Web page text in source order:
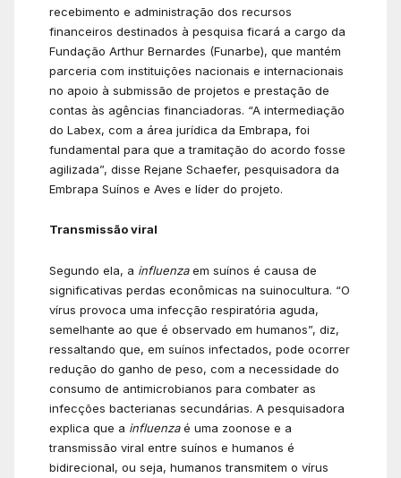
recebimento e administração dos recursos
financeiros destinados à pesquisa ficará a cargo da
Fundação Arthur Bernardes (Funarbe), que mantém
parceria com instituições nacionais e internacionais
no apoio à submissão de projetos e prestação de
contas às agências financiadoras. “A intermediação
do Labex, com a área jurídica da Embrapa, foi
fundamental para que a tramitação do acordo fosse
agilizada”, disse Rejane Schaefer, pesquisadora da
Embrapa Suínos e Aves e líder do projeto.
Transmissão viral
Segundo ela, a influenzaem suínos é causa de
significativas perdas econômicas na suinocultura. “O
vírus provoca uma infecção respiratória aguda,
semelhante ao que é observado em humanos”, diz,
ressaltando que, em suínos infectados, pode ocorrer
redução do ganho de peso, com a necessidade do
consumo de antimicrobianos para combater as
infecções bacterianas secundárias. A pesquisadora
explica que a influenzaé uma zoonose e a
transmissão viral entre suínos e humanos é
bidirecional, ou seja, humanos transmitem o vírus